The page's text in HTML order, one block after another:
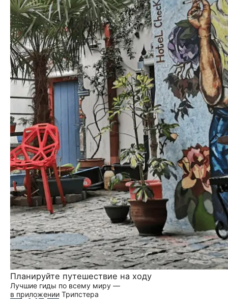
Планируйте путешествие на ходу
Лучшие гиды по всему миру —
в приложении Трипстера